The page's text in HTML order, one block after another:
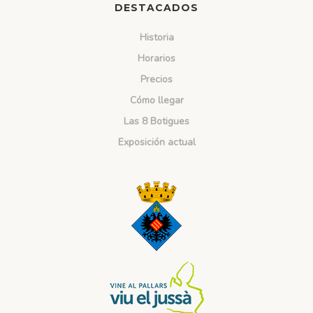
DESTACADOS
Historia
Horarios
Precios
Cómo llegar
Las 8 Botigues
Exposición actual